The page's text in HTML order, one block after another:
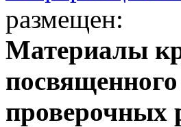
размещен:
Материалы
проверочных